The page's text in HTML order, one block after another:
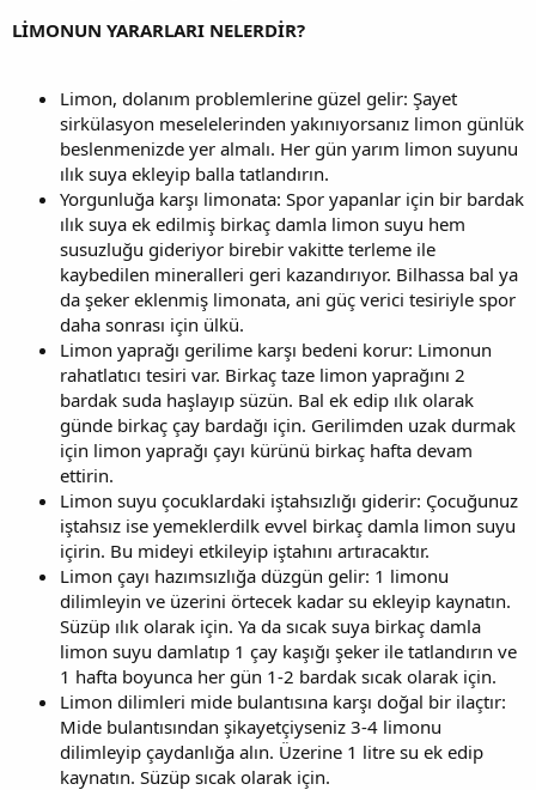
LİMONUN YARARLARI NELERDİR?
Limon, dolanım problemlerine güzel gelir: Şayet
sirkülasyon meselelerinden yakınıyorsanız limon günlük
beslenmenizde yer almalı. Her gün yarım limon suyunu
ılık suya ekleyip balla tatlandırın.
Yorgunluğa karşı limonata: Spor yapanlar için bir bardak
ılık suya ek edilmiş birkaç damla limon suyu hem
susuzluğu gideriyor birebir vakitte terleme ile
kaybedilen mineralleri geri kazandırıyor. Bilhassa bal ya
da şeker eklenmiş limonata, ani güç verici tesiriyle spor
daha sonrası için ülkü.
Limon yaprağı gerilime karşı bedeni korur: Limonun
rahatlatıcı tesiri var. Birkaç taze limon yaprağını 2
bardak suda haşlayıp süzün. Bal ek edip ılık olarak
günde birkaç çay bardağı için. Gerilimden uzak durmak
için limon yaprağı çayı kürünü birkaç hafta devam
ettirin.
Limon suyu çocuklardaki iştahsızlığı giderir: Çocuğunuz
iştahsız ise yemeklerdilk evvel birkaç damla limon suyu
içirin. Bu mideyi etkileyip iştahını artıracaktır.
Limon çayı hazımsızlığa düzgün gelir: 1 limonu
dilimleyin ve üzerini örtecek kadar su ekleyip kaynatın.
Süzüp ılık olarak için. Ya da sıcak suya birkaç damla
limon suyu damlatıp 1 çay kaşığı şeker ile tatlandırın ve
1 hafta boyunca her gün 1-2 bardak sıcak olarak için.
Limon dilimleri mide bulantısına karşı doğal bir ilaçtır:
Mide bulantısından şikayetçiyseniz 3-4 limonu
dilimleyip çaydanlığa alın. Üzerine 1 litre su ek edip
kaynatın. Süzüp sıcak olarak için.